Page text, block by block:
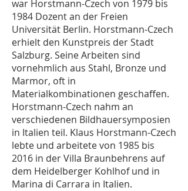
war Horstmann-Czech von 1979 bis
1984 Dozent an der Freien
Universität Berlin. Horstmann-Czech
erhielt den Kunstpreis der Stadt
Salzburg. Seine Arbeiten sind
vornehmlich aus Stahl, Bronze und
Marmor, oft in
Materialkombinationen geschaffen.
Horstmann-Czech nahm an
verschiedenen Bildhauersymposien
in Italien teil. Klaus Horstmann-Czech
lebte und arbeitete von 1985 bis
2016 in der Villa Braunbehrens auf
dem Heidelberger Kohlhof und in
Marina di Carrara in Italien.